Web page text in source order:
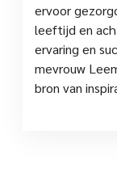
ervoor
leeftijd en
ervaring en
mevrouw
bron van